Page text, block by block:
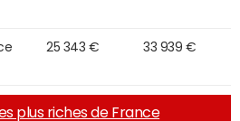
25 343 € 33 939 €
plus riches de France